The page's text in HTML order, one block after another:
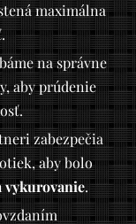
maximálna
na správne
aby prúdenie
zabezpečia
aby bolo
vykurovanie.